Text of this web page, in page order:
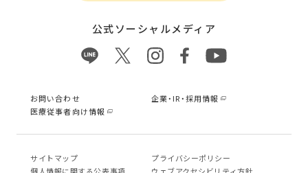
公式ソーシャルメディア
お問い合わせ
企業・IR・採用情報
医療従事者向け情報
サイトマップ
プライバシーポリシー